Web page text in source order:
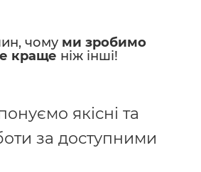
чому ми зробимо
краще ніж інші!
якісні та
за доступними